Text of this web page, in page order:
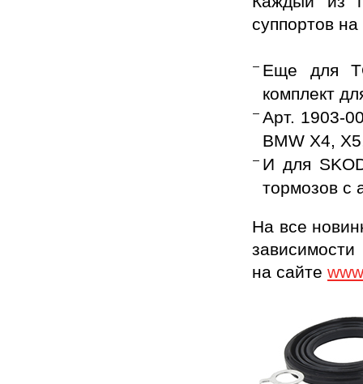
суппортов на
Еще для
комплект
Арт. 1903-
BMW X4,
И для
тормозов с
На все
на сайте